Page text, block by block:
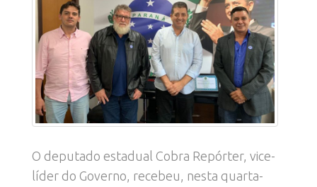
O deputado estadual Cobra Repórter, vice-
líder do Governo, recebeu, nesta quarta-